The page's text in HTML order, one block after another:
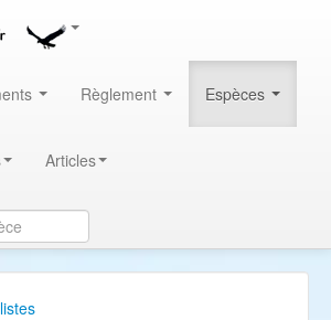
Règlement Espèces
Articles